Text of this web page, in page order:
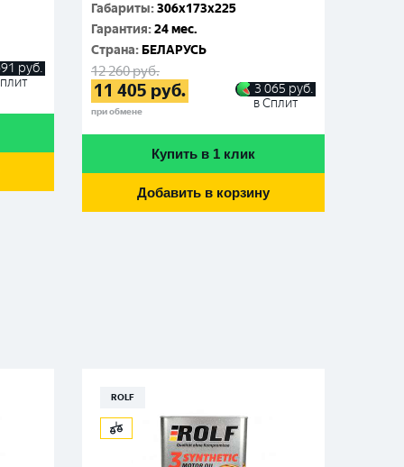
руб.
Габариты:306x173x225
Гарантия:24 мес.
Cтрана: БЕЛАРУСЬ
12 260руб.
11 405 руб.
при обмене
3 065 руб.
в Сплит
Купить в 1 клик
Добавить в корзину
ROLF